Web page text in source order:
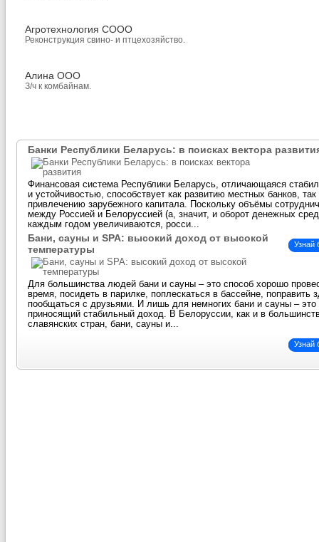
Агротехнология СООО
Реконструкция свино- и птцехозяйство.
Алина ООО
З/ч к комбайнам.
Банки Республики Беларусь: в поисках вектора
Финансовая система Республики Беларусь, отличающаяся
и устойчивостью, способствует как развитию местных банков, так
привлечению зарубежного капитала. Поскольку объёмы
между Россией и Белоруссией (а, значит, и оборот денежных
каждым годом увеличиваются, росси...
Узнай
Бани, сауны и SPA: высокий доход от высокой
температуры
Для большинства людей бани и сауны – это способ хорошо
время, посидеть в парилке, поплескаться в бассейне, поправить
пообщаться с друзьями. И лишь для немногих бани и сауны – это
приносящий стабильный доход. В Белоруссии, как и в
славянских стран, бани, сауны и...
Узнай